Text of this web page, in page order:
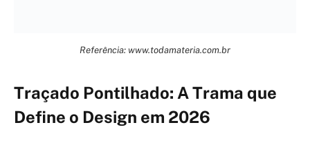
Referência: www.todamateria.com.br
Traçado Pontilhado: A Trama que
Define o Design em 2026